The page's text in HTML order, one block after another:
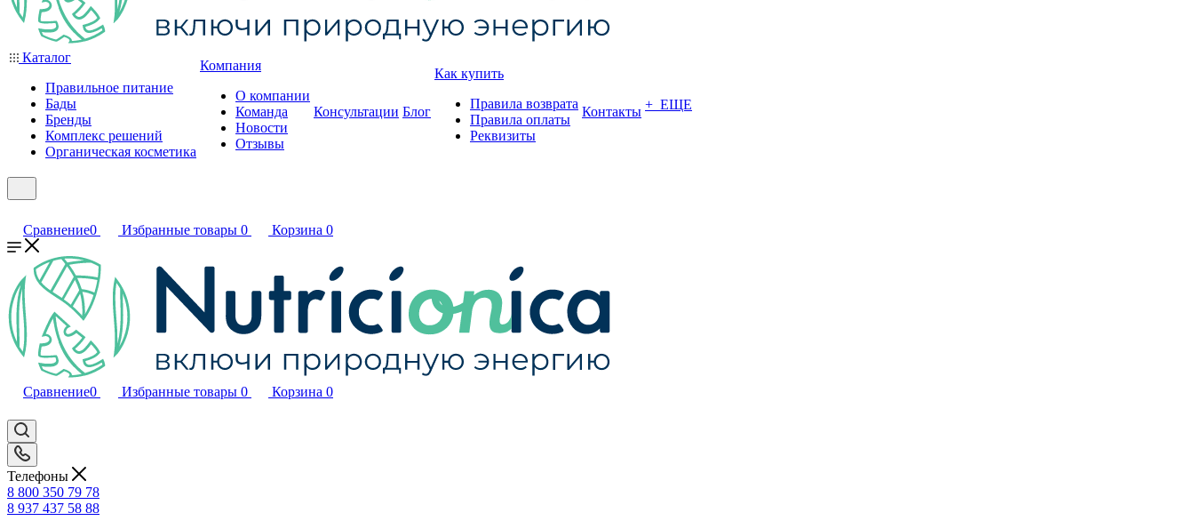
Каталог
Правильное питание
Бады
Бренды
Комплекс решений
Органическая косметика
Компания
О компании
Команда
Новости
Отзывы
Консультации Блог
Как купить
Правила возврата
Правила оплаты
Реквизиты
Контакты + ЕЩЕ
Сравнение0 Избранные товары 0 Корзина 0
Сравнение0 Избранные товары 0 Корзина 0
Телефоны
8 800 350 79 78
8 937 437 58 88